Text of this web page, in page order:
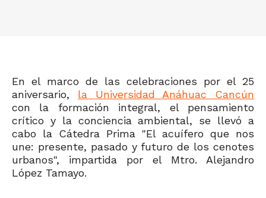
En el marco de las celebraciones por el 25
aniversario, la Universidad Anáhuac Cancún
con la formación integral, el pensamiento
crítico y la conciencia ambiental, se llevó a
cabo la Cátedra Prima "El acuífero que nos
une: presente, pasado y futuro de los cenotes
urbanos", impartida por el Mtro. Alejandro
López Tamayo.